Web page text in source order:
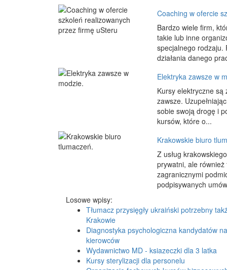
Coaching w ofercie
Bardzo wiele firm,
takie lub inne
specjalnego rodzaju.
działania danego
Elektryka zawsze w
Kursy elektryczne
zawsze.
sobie swoją drogę i
kursów, które o...
Krakowskie biuro
Z usług
prywatni, ale również
zagranicznymi
podpisywanych
Losowe wpisy:
Tłumacz przysięgły ukraiński potrzebny
Krakowie
Diagnostyka psychologiczna kandydatów na
kierowców
Wydawnictwo MD - ksiazeczki dla 3 latka
Kursy sterylizacji dla personelu